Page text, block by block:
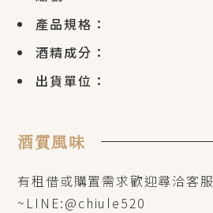
產品規格：
酒精成分：
出貨單位：
酒質風味
有租借或購置需求歡迎尋洽客服
~LINE:@chiule520